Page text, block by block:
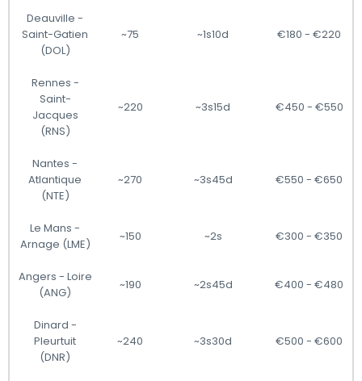
Deauville -
Saint-Gatien
(DOL)
~75 ~1s10d €180 - €220
Rennes -
Saint-
Jacques
(RNS)
~220 ~3s15d €450 - €550
Nantes -
Atlantique
(NTE)
~270 ~3s45d €550 - €650
Le Mans -
Arnage (LME)
~150 ~2s €300 - €350
Angers - Loire
(ANG)
~190 ~2s45d €400 - €480
Dinard -
Pleurtuit
(DNR)
~240 ~3s30d €500 - €600